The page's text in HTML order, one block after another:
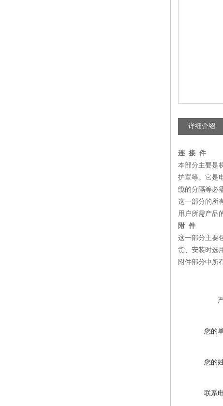
详细介绍
连 接 件
本部分主要是
护罩等。它是
缆的分隔等必
这一部分的所
用户所需产品
附 件
这一部分主要
货、安装时选
附件部分中所
您的
您的
联系